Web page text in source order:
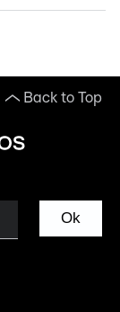
Back to Top
Ok